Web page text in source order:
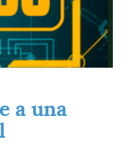
a una